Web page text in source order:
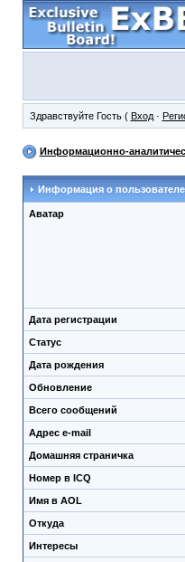
Здравствуйте Гость ( Вход·
Информационно-
Информация о пользователе
Аватар
Дата регистрации
Статус
Дата рождения
Обновление
Всего сообщений
Адрес e-mail
Домашняя страничка
Номер в ICQ
Имя в AOL
Откуда
Интересы